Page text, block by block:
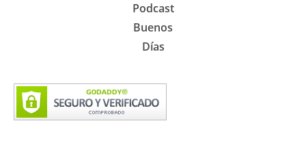
Podcast
Buenos
Días